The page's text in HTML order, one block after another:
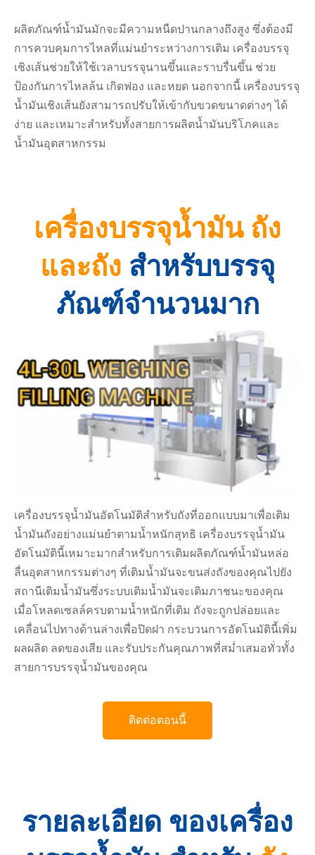
ผลิตภัณฑ์น้ำมันมักจะมีความหนืดปานกลางถึงสูง ซึ่งต้องมี
การควบคุมการไหลที่แม่นยำระหว่างการเติม เครื่องบรรจุ
เชิงเส้นช่วยให้ใช้เวลาบรรจุนานขึ้นและราบรื่นขึ้น ช่วย
ป้องกันการไหลล้น เกิดฟอง และหยด นอกจากนี้ เครื่องบรรจุ
น้ำมันเชิงเส้นยังสามารถปรับให้เข้ากับขวดขนาดต่างๆ ได้
ง่าย และเหมาะสำหรับทั้งสายการผลิตน้ำมันบริโภคและ
น้ำมันอุตสาหกรรม
เครื่องบรรจุน้ำมัน ถัง
และถัง สำหรับบรรจุ
ภัณฑ์จำนวนมาก
เครื่องบรรจุน้ำมันอัตโนมัติสำหรับถังที่ออกแบบมาเพื่อเติม
น้ำมันถังอย่างแม่นยำตามน้ำหนักสุทธิ เครื่องบรรจุน้ำมัน
อัตโนมัตินี้เหมาะมากสำหรับการเติมผลิตภัณฑ์น้ำมันหล่อ
ลื่นอุตสาหกรรมต่างๆ ที่เติมน้ำมันจะขนส่งถังของคุณไปยัง
สถานีเติมน้ำมันซึ่งระบบเติมน้ำมันจะเติมภาชนะของคุณ
เมื่อโหลดเซลล์ครบตามน้ำหนักที่เติม ถังจะถูกปล่อยและ
เคลื่อนไปทางด้านล่างเพื่อปิดฝา กระบวนการอัตโนมัตินี้เพิ่ม
ผลผลิต ลดของเสีย และรับประกันคุณภาพที่สม่ำเสมอทั่วทั้ง
สายการบรรจุน้ำมันของคุณ
ติดต่อตอนนี้
รายละเอียด ของเครื่อง